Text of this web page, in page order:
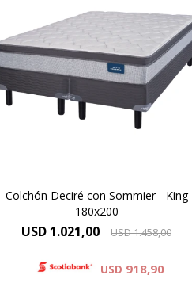
El Dormiflex Decire combina un
sistema de Resortes Pocket
independientes con espumas de
calidad premium para ofrecer un
descanso confortable, estable y
con un excelente nivel de
adaptación. Su diseño está
pensado para brindar un soporte
Colchón Deciré con Sommier - King
180x200
USD 1.021,00 USD1.458,00
USD 918,90